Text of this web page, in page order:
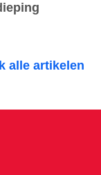
alle artikelen